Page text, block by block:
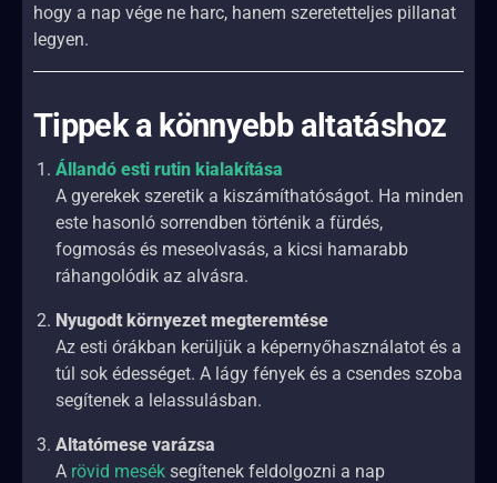
hogy a nap vége ne harc, hanem szeretetteljes pillanat
legyen.
Tippek a könnyebb altatáshoz
Állandó esti rutin kialakítása
A gyerekek szeretik a kiszámíthatóságot. Ha minden
este hasonló sorrendben történik a fürdés,
fogmosás és meseolvasás, a kicsi hamarabb
ráhangolódik az alvásra.
Nyugodt környezet megteremtése
Az esti órákban kerüljük a képernyőhasználatot és a
túl sok édességet. A lágy fények és a csendes szoba
segítenek a lelassulásban.
Altatómese varázsa
A rövid mesék segítenek feldolgozni a nap